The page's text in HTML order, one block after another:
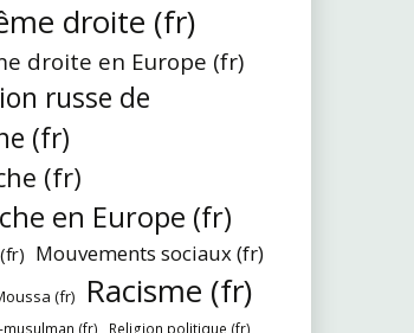
droite (fr)
droite en Europe (fr)
russe de
(fr)
(fr)
en Europe (fr)
Mouvements sociaux (fr)
(fr) Racisme (fr)
musulman (fr) Religion politique (fr)